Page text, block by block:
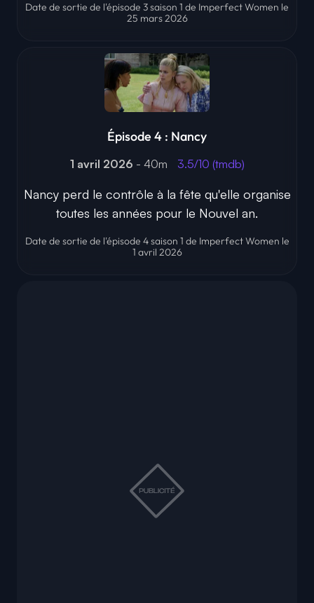
Date de sortie de l'épisode 3 saison 1 de Imperfect Women le
25 mars 2026
Épisode 4 : Nancy
1 avril 2026 - 40m 3.5/10 (tmdb)
Nancy perd le contrôle à la fête qu'elle organise
toutes les années pour le Nouvel an.
Date de sortie de l'épisode 4 saison 1 de Imperfect Women le
1 avril 2026